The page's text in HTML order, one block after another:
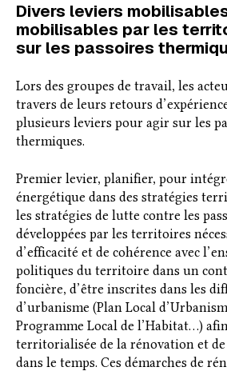
Divers leviers
mobilisables par les
sur les passoires
Lors des groupes de travail, les
travers de leurs retours
plusieurs leviers pour agir sur les
thermiques.
Premier levier, planifier, pour
énergétique dans des stratégies
les stratégies de lutte contre les
développées par les territoires
d’efficacité et de cohérence avec
politiques du territoire dans un
foncière, d’être inscrites dans les
d’urbanisme (Plan Local
Programme Local de l’Habitat…)
territorialisée de la rénovation et de
dans le temps. Ces démarches de